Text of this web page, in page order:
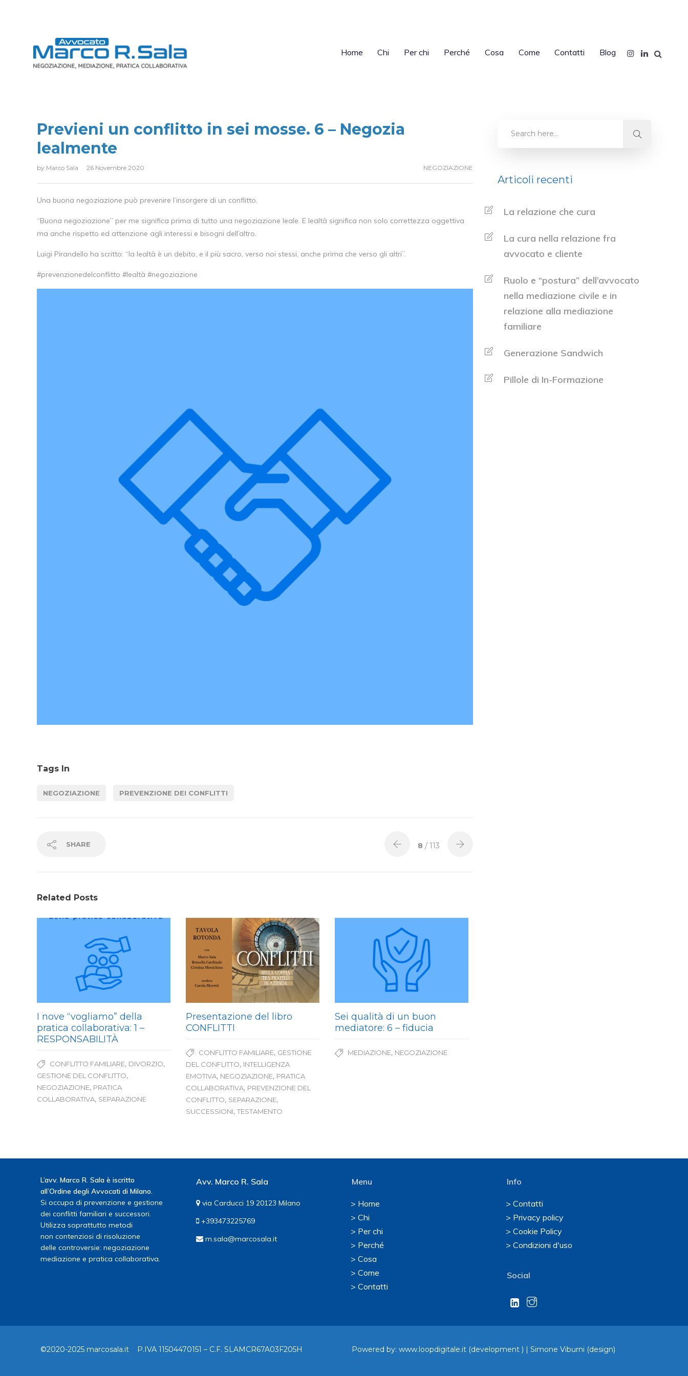
Home Chi Per chi Perché Cosa Come Contatti Blog
Previeni un conflitto in sei mosse. 6 – Negozia
lealmente
by Marco Sala 26 Novembre 2020 NEGOZIAZIONE
Una buona negoziazione può prevenire l’insorgere di un conflitto.
“Buona negoziazione” per me significa prima di tutto una negoziazione leale. E lealtà significa non solo correttezza oggettiva
ma anche rispetto ed attenzione agli interessi e bisogni dell’altro.
Luigi Pirandello ha scritto: “la lealtà è un debito, e il più sacro, verso noi stessi, anche prima che verso gli altri”.
#prevenzionedelconflitto #lealtà #negoziazione
Tags In
NEGOZIAZIONE PREVENZIONE DEI CONFLITTI
SHARE 8 / 113
Related Posts
I nove “vogliamo” della
pratica collaborativa: 1 –
RESPONSABILITÀ
CONFLITTO FAMILIARE, DIVORZIO,
GESTIONE DEL CONFLITTO,
NEGOZIAZIONE, PRATICA
COLLABORATIVA, SEPARAZIONE
Presentazione del libro
CONFLITTI
CONFLITTO FAMILIARE, GESTIONE
DEL CONFLITTO, INTELLIGENZA
EMOTIVA, NEGOZIAZIONE, PRATICA
COLLABORATIVA, PREVENZIONE DEL
CONFLITTO, SEPARAZIONE,
SUCCESSIONI,TESTAMENTO
Sei qualità di un buon
mediatore: 6 – fiducia
MEDIAZIONE, NEGOZIAZIONE
Articoli recenti
La relazione che cura
La cura nella relazione fra
avvocato e cliente
Ruolo e “postura” dell’avvocato
nella mediazione civile e in
relazione alla mediazione
familiare
Generazione Sandwich
Pillole di In-Formazione
L’avv. Marco R. Sala è iscritto
all’Ordine degli Avvocati di Milano.
Si occupa di prevenzione e gestione
dei conflitti familiari e successori.
Utilizza soprattutto metodi
non contenziosi di risoluzione
delle controversie: negoziazione
mediazione e pratica collaborativa.
Avv. Marco R. Sala
via Carducci 19 20123 Milano
+393473225769
m.sala@marcosala.it
Menu
> Home
> Chi
> Per chi
> Perché
> Cosa
> Come
> Contatti
Info
> Contatti
> Privacy policy
> Cookie Policy
> Condizioni d'uso
Social
©2020-2025 marcosala.it P.IVA 11504470151 – C.F. SLAMCR67A03F205H Powered by: www.loopdigitale.it(development ) | Simone Viburni (design)